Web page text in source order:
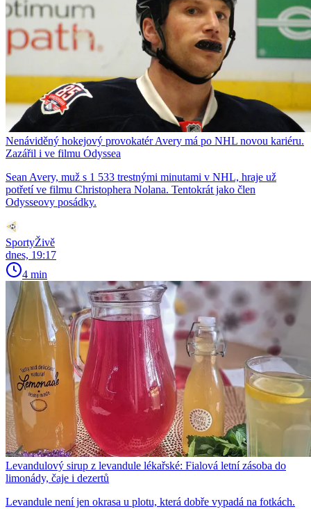
Nenáviděný hokejový provokatér Avery má po NHL novou kariéru.
Zazářil i ve filmu Odyssea
Sean Avery, muž s 1 533 trestnými minutami v NHL, hraje už
potřetí ve filmu Christophera Nolana. Tentokrát jako člen
Odysseovy posádky.
SportyŽivě
dnes, 19:17
4 min
Levandulový sirup z levandule lékařské: Fialová letní zásoba do
limonády, čaje i dezertů
Levandule není jen okrasa u plotu, která dobře vypadá na fotkách.